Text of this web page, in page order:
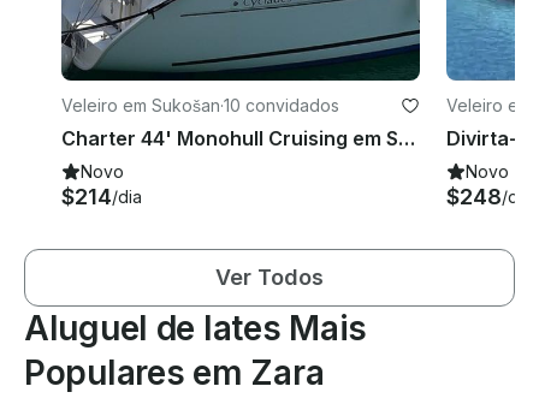
Veleiro em Sukošan·10 convidados
Charter 44' Monohull Cruising em Sukošan, Croácia
Novo
$214/dia
Veleiro em
Novo
$248/dia
Ver Todos
Aluguel de Iates Mais
Populares em Zara